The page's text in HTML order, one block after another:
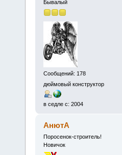
Бывалый
Сообщений: 178
дюймовый конструктор
в седле с: 2004
АнютА
Поросенок-строитель!
Новичок